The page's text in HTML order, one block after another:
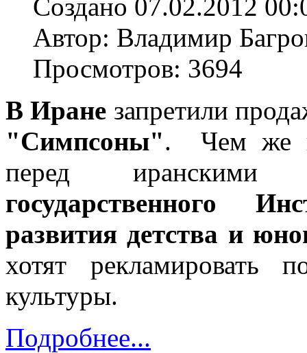
Создано 07.02.2012
Автор: Владимир
Просмотров: 3694
В Иране запретили
"Симпсоны". Чем же
перед иранскими
государственного
развития детства и
хотят рекламировать
культуры.
Подробнее...